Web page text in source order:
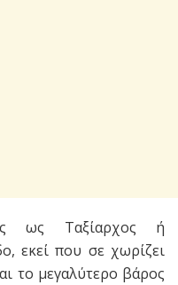
ως Ταξίαρχος ή
εκεί που σε χωρίζει
το μεγαλύτερο βάρος